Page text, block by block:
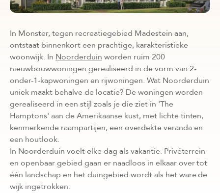
In Monster, tegen recreatiegebied Madestein aan,
ontstaat binnenkort een prachtige, karakteristieke
woonwijk. In Noorderduin worden ruim 200
nieuwbouwwoningen gerealiseerd in de vorm van 2-
onder-1-kapwoningen en rijwoningen. Wat Noorderduin
uniek maakt behalve de locatie? De woningen worden
gerealiseerd in een stijl zoals je die ziet in 'The
Hamptons' aan de Amerikaanse kust, met lichte tinten,
kenmerkende raampartijen, een overdekte veranda en
een houtlook.
In Noorderduin voelt elke dag als vakantie. Privéterrein
en openbaar gebied gaan er naadloos in elkaar over tot
één landschap en het duingebied wordt als het ware de
wijk ingetrokken.